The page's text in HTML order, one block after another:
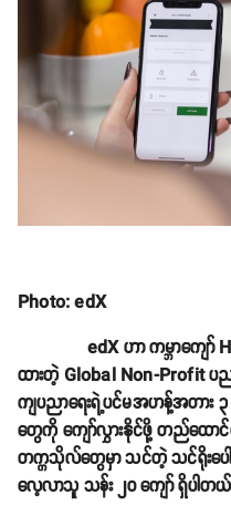
Photo: edX
edX ဟာ ကမ္ဘာကျော်
ထားတဲ့ Global Non-Profit ပ
ကျပညာရေးရဲ့ပင်မအဟန့်အတား
တွေကို ကျော်လွှားနိုင်ဖို့ တည်ထောင်
တက္ကသိုလ်တွေမှာ သင်တဲ့ သင်ရိုးပေါ
လေ့လာသူ သန်း ၂၀ ကျော် ရှိပါတ